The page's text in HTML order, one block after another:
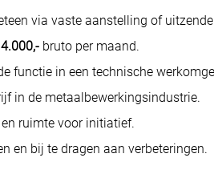
via vaste aanstelling of
bruto per maand.
functie in een technische
in de metaalbewerkingsindustrie.
ruimte voor initiatief.
en bij te dragen aan verbeteringen.